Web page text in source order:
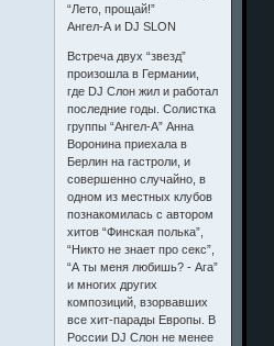
“Лето, прощай!”
Ангел-А и DJ SLON
Встреча двух “звезд”
произошла в Германии,
где DJ Слон жил и работал
последние годы. Солистка
группы “Ангел-А” Анна
Воронина приехала в
Берлин на гастроли, и
совершенно случайно, в
одном из местных клубов
познакомилась с автором
хитов “Финская полька”,
“Никто не знает про секс”,
“А ты меня любишь? - Ага”
и многих других
композиций, взорвавших
все хит-парады Европы. В
России DJ Слон не менее